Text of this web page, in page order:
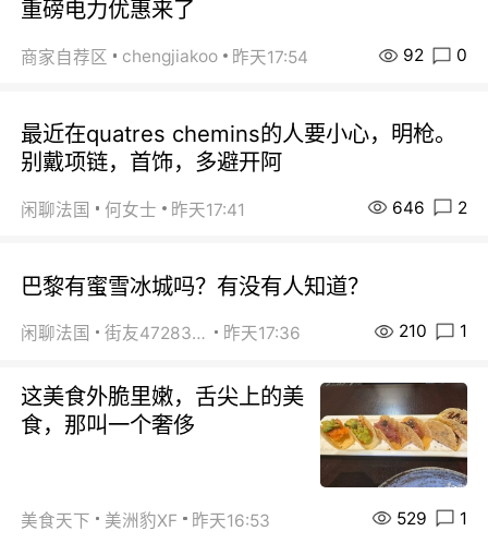
重磅电力优惠来了
商家自荐区 chengjiakoo 昨天17:54 92 0
最近在quatres chemins的人要小心，明枪。
别戴项链，首饰，多避开阿
闲聊法国 何女士 昨天17:41 646 2
巴黎有蜜雪冰城吗？有没有人知道？
闲聊法国 街友472838572 昨天17:36 210 1
这美食外脆里嫩，舌尖上的美
食，那叫一个奢侈
美食天下 美洲豹XF 昨天16:53 529 1